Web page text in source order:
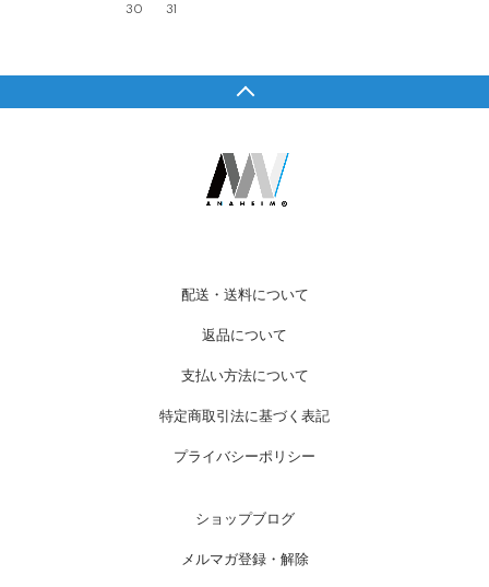
30 31
配送・送料について
返品について
支払い方法について
特定商取引法に基づく表記
プライバシーポリシー
ショップブログ
メルマガ登録・解除